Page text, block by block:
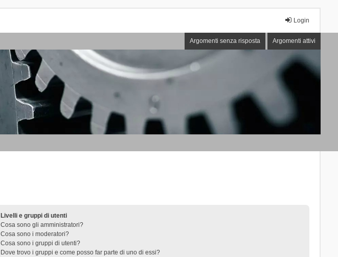
Login
Argomenti senza risposta Argomenti attivi
Livelli e gruppi di utenti
Cosa sono gli amministratori?
Cosa sono i moderatori?
Cosa sono i gruppi di utenti?
Dove trovo i gruppi e come posso far parte di uno di essi?